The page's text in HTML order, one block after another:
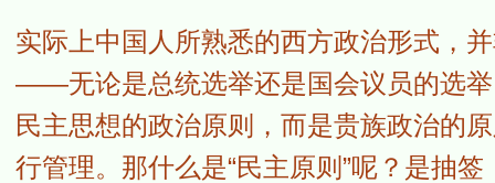
实际上中国人所熟悉的西方政治形式，
——无论是总统选举还是国会议员的选
民主思想的政治原则，而是贵族政治的
行管理。那什么是“民主原则”呢？是抽